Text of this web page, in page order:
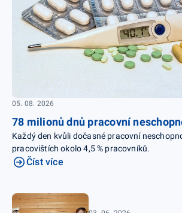
05. 08. 2026
78 milionů dnů pracovní
Každý den kvůli dočasné pracovní
pracovištích okolo 4,5 % pracovníků.
Číst více